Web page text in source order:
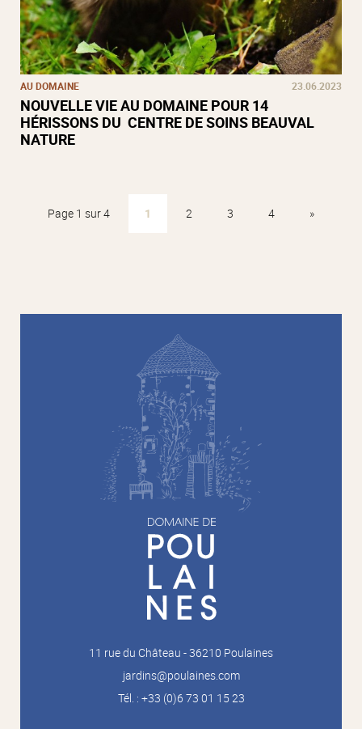
AU DOMAINE 23.06.2023
NOUVELLE VIE AU DOMAINE POUR 14
HÉRISSONS DU CENTRE DE SOINS BEAUVAL
NATURE
Page 1 sur 4 1 2 3 4 »
11 rue du Château - 36210 Poulaines
jardins@poulaines.com
Tél. : +33 (0)6 73 01 15 23